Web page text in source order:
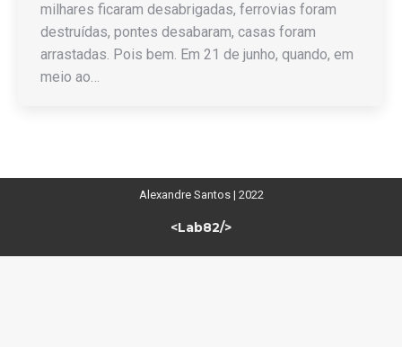
milhares ficaram desabrigadas, ferrovias foram
destruídas, pontes desabaram, casas foram
arrastadas. Pois bem. Em 21 de junho, quando, em
meio ao…
Alexandre Santos | 2022
<Lab82/>